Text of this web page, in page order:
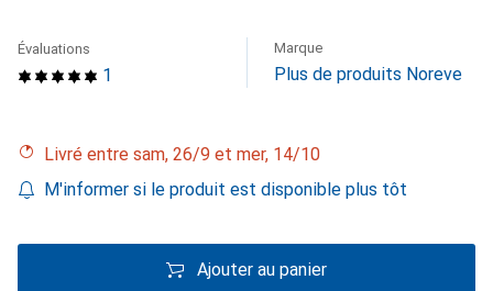
1
Évaluations Marque
Plus de produits Noreve
Livré entre sam, 26/9 et mer, 14/10
M'informer si le produit est disponible plus tôt
Ajouter au panier